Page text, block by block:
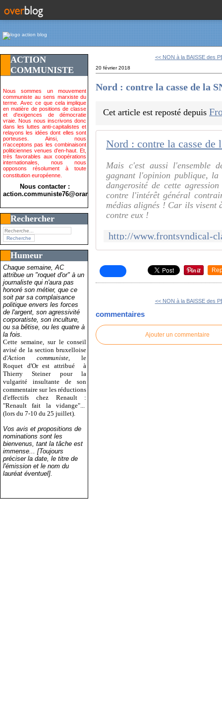
ACTION
COMMUNISTE
Nous sommes un mouvement
communiste au sens marxiste du
terme. Avec ce que cela implique
en matière de positions de classe
et d'exigences de démocratie
vraie. Nous nous inscrivons donc
dans les luttes anti-capitalistes et
relayons les idées dont elles sont
porteuses. Ainsi, nous
n'acceptons pas les combinaisont
politiciennes venues d'en-haut. Et,
très favorables aux coopérations
internationales, nous nous
opposons résolument à toute
constitution européenne.
Nous contacter :
action.communiste76@orange.fr>
Rechercher
Humeur
Chaque semaine, AC
attribue un "roquet d'or" à un
journaliste qui n'aura pas
honoré son métier, que ce
soit par sa complaisance
politique envers les forces
de l'argent, son agressivité
corporatiste, son inculture,
ou sa bêtise, ou les quatre à
la fois.
Cette semaine, sur le conseil
avisé de la section bruxelloise
d'Action communiste , le
Roquet d'Or est attribué
à
Thierry Steiner pour la
vulgarité insultante de son
commentaire sur les réductions
d'effectifs chez Renault :
"Renault fait la vidange"...
(lors du 7-10 du 25 juillet).
Vos avis et propositions de
nominations sont les
bienvenus, tant la tâche est
immense... [Toujours
préciser la date, le titre de
l'émission et le nom du
lauréat éventuel].
<< NON à la BAISSE des
20 février 2018
Nord : contre la casse de la
Cet article est reposté depuis
Nord : contre la casse de
Mais c'est aussi l'ensemble
gagnant l'opinion publique,
dangerosité de cette
contre l'intérêt général
médias alignés ! Car ils visent
contre eux !
<< NON à la BAISSE des
commentaires
Ajouter un commentaire